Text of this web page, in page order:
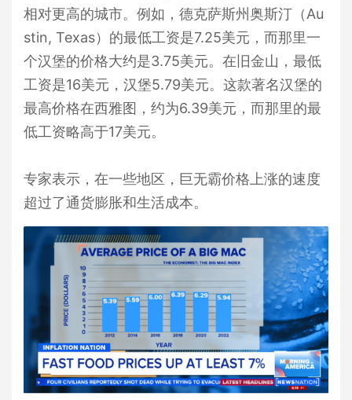
相对更高的城市。例如，德克萨斯州奥斯汀（Au
stin, Texas）的最低工资是7.25美元，而那里一
个汉堡的价格大约是3.75美元。在旧金山，最低
工资是16美元，汉堡5.79美元。这款著名汉堡的
最高价格在西雅图，约为6.39美元，而那里的最
低工资略高于17美元。
专家表示，在一些地区，巨无霸价格上涨的速度
超过了通货膨胀和生活成本。